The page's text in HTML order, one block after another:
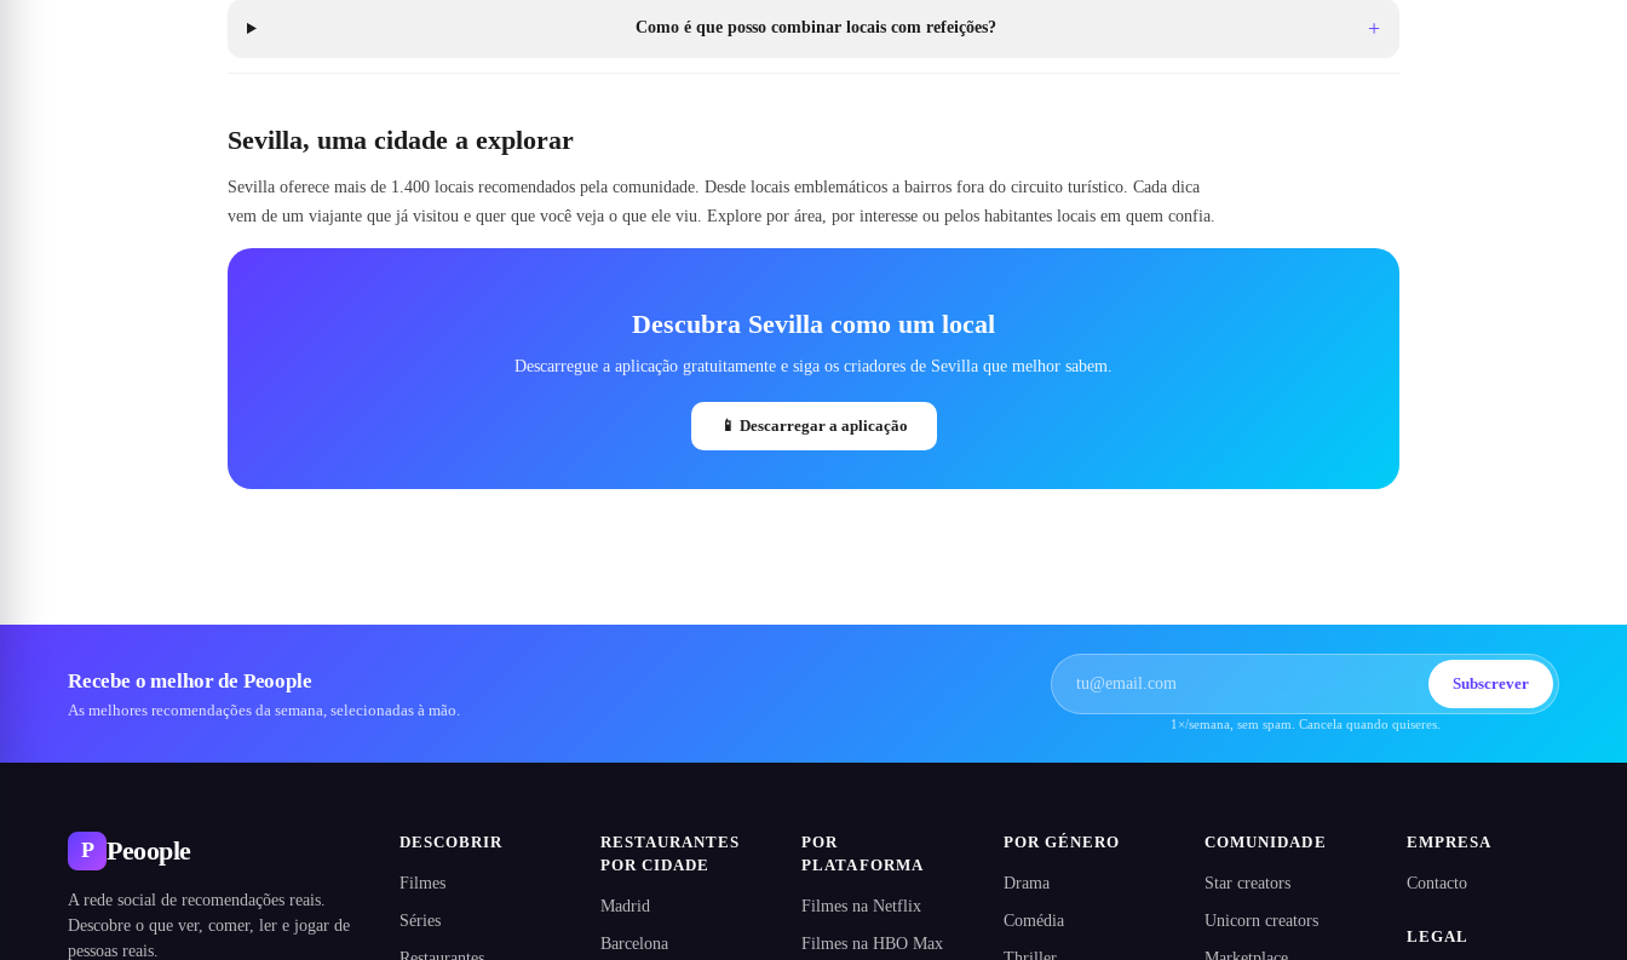
Como é que posso combinar locais com refeições? +
Sevilla, uma cidade a explorar
Sevilla oferece mais de 1.400 locais recomendados pela comunidade. Desde locais emblemáticos a bairros fora do circuito turístico. Cada dica
vem de um viajante que já visitou e quer que você veja o que ele viu. Explore por área, por interesse ou pelos habitantes locais em quem confia.
Descubra Sevilla como um local
Descarregue a aplicação gratuitamente e siga os criadores de Sevilla que melhor sabem.
📱 Descarregar a aplicação
Recebe o melhor de Peoople
As melhores recomendações da semana, selecionadas à mão.
Subscrever
1×/semana, sem spam. Cancela quando quiseres.
P Peoople
A rede social de recomendações reais.
Descobre o que ver, comer, ler e jogar de
pessoas reais.
DESCOBRIR
Filmes
Séries
RESTAURANTES
POR CIDADE
Madrid
Barcelona
POR
PLATAFORMA
Filmes na Netflix
Filmes na HBO Max
POR GÉNERO
Drama
Comédia
COMUNIDADE
Star creators
Unicorn creators
EMPRESA
Contacto
LEGAL